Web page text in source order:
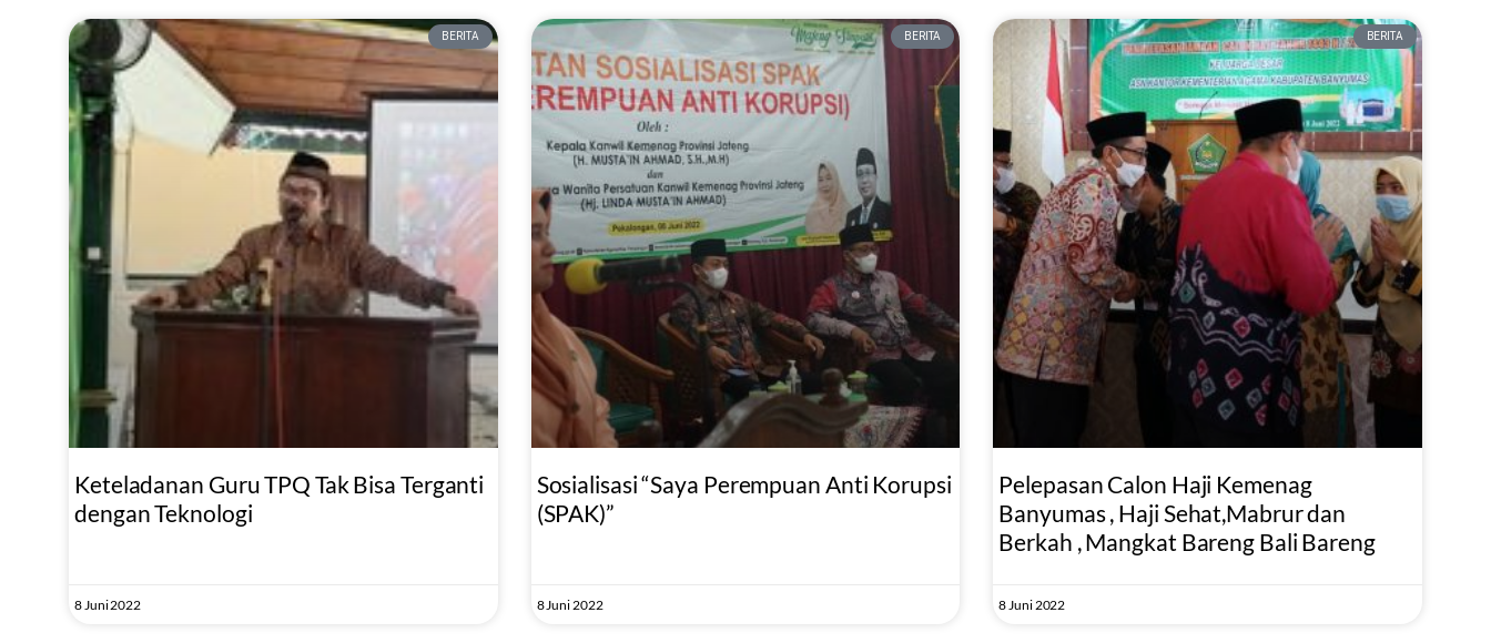
BERITA
Keteladanan Guru TPQ Tak Bisa Terganti
dengan Teknologi
8 Juni 2022
BERITA
Sosialisasi “Saya Perempuan Anti Korupsi
(SPAK)”
8 Juni 2022
BERITA
Pelepasan Calon Haji Kemenag
Banyumas , Haji Sehat,Mabrur dan
Berkah , Mangkat Bareng Bali Bareng
8 Juni 2022